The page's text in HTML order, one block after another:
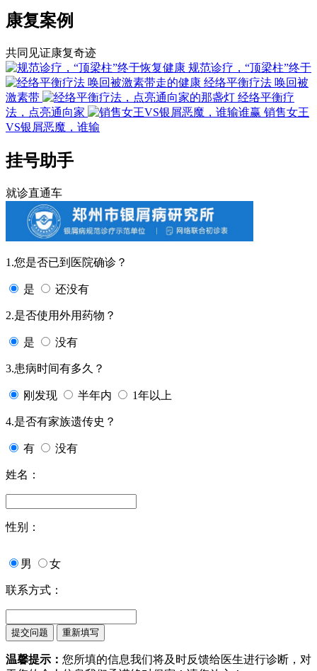
康复案例
共同见证康复奇迹
规范诊疗，“顶梁柱”终于
经络平衡疗法 唤回被
激素带
经络平衡疗
法，点亮通向家
销售女王
VS银屑恶魔，谁输
挂号助手
就诊直通车
1.您是否已到医院确诊？
是 还没有
2.是否使用外用药物？
是 没有
3.患病时间有多久？
刚发现 半年内 1年以上
4.是否有家族遗传史？
有 没有
姓名：
性别：
男 女
联系方式：
温馨提示： 您所填的信息我们将及时反馈给医生进行诊断，对